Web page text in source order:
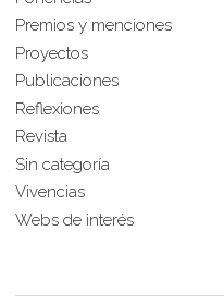
Premios y menciones
Proyectos
Publicaciones
Reflexiones
Revista
Sin categoría
Vivencias
Webs de interés